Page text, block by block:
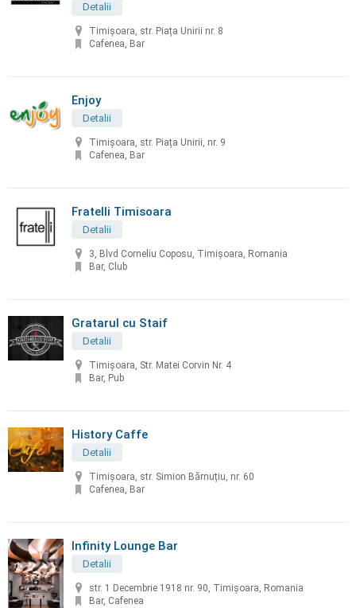
Detalii
Timișoara, str. Piața Unirii nr. 8
Cafenea, Bar
Enjoy
Detalii
Timișoara, str. Piața Unirii, nr. 9
Cafenea, Bar
Fratelli Timisoara
Detalii
3, Blvd Corneliu Coposu, Timișoara, Romania
Bar, Club
Gratarul cu Staif
Detalii
Timișoara, Str. Matei Corvin Nr. 4
Bar, Pub
History Caffe
Detalii
Timișoara, str. Simion Bărnuțiu, nr. 60
Cafenea, Bar
Infinity Lounge Bar
Detalii
str. 1 Decembrie 1918 nr. 90, Timișoara, Romania
Bar, Cafenea